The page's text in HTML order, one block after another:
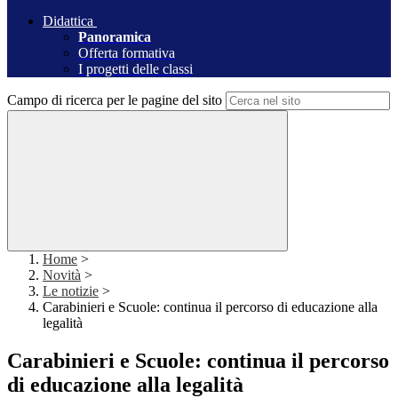
Didattica
Panoramica
Offerta formativa
I progetti delle classi
Campo di ricerca per le pagine del sito
Home >
Novità >
Le notizie >
Carabinieri e Scuole: continua il percorso di educazione alla
legalità
Carabinieri e Scuole: continua il percorso
di educazione alla legalità